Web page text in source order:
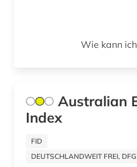
bauphysik (1)
Wie kann
Australian
Index
FID
DEUTSCHLANDWEIT FREI,